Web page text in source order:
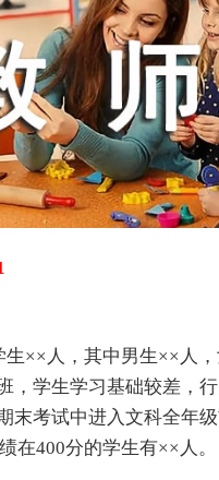
××人，其中男生××人，
，学生学习基础较差，
末考试中进入文科全年
在400分的学生有××人。